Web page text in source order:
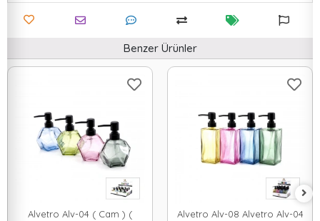
Benzer Ürünler
Alvetro Alv-04 ( Cam ) (
Alvetro Alv-08 Alvetro Alv-04